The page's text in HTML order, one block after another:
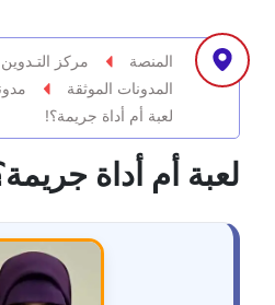
مدونة احمد ابراهيم
عاملة
مدونة أحمد أبو
مدونة احمد البحيري
المنصة
مركز
المدونات الموثقة
لعبة أم أداة جريمة؟!
لعبة أم أداة